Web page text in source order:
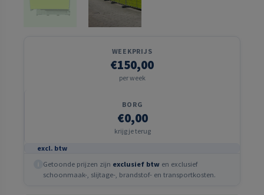
WEEKPRIJS
€150,00
per week
BORG
€0,00
krijg je terug
excl. btw
Getoonde prijzen zijn exclusief btw en exclusief
schoonmaak-, slijtage-, brandstof- en transportkosten.